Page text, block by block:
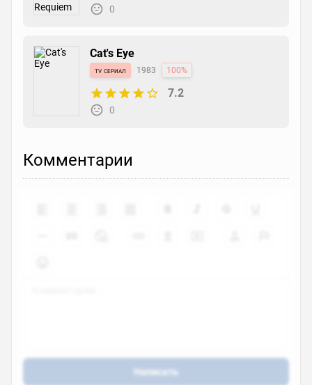
0
Cat's Eye
tv сериал 1983 100%
7.2
0
Комментарии
Написать